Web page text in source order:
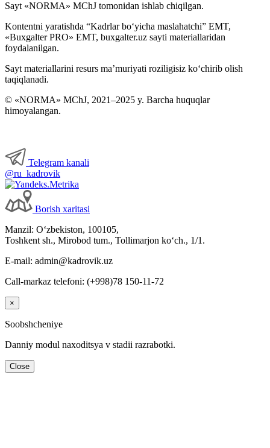
Sayt «NORMA» MChJ tomonidan ishlab chiqilgan.
Kontentni yaratishda “Kadrlar boʻyicha maslahatchi” EMT,
«Buxgalter PRO» EMT, buxgalter.uz sayti materiallaridan
foydalanilgan.
Sayt materiallarini resurs ma’muriyati roziligisiz koʻchirib olish
taqiqlanadi.
© «NORMA» MChJ, 2021–2025 y. Barcha huquqlar
himoyalangan.
Telegram kanali
@ru_kadrovik
Borish хaritasi
Manzil: Oʻzbekiston, 100105,
Toshkent sh., Mirobod tum., Tollimarjon koʻch., 1/1.
E-mail: admin@kadrovik.uz
Call-markaz telefoni: (+998)78 150-11-72
×
Soobshcheniye
Danniy modul naхoditsya v stadii razrabotki.
Close